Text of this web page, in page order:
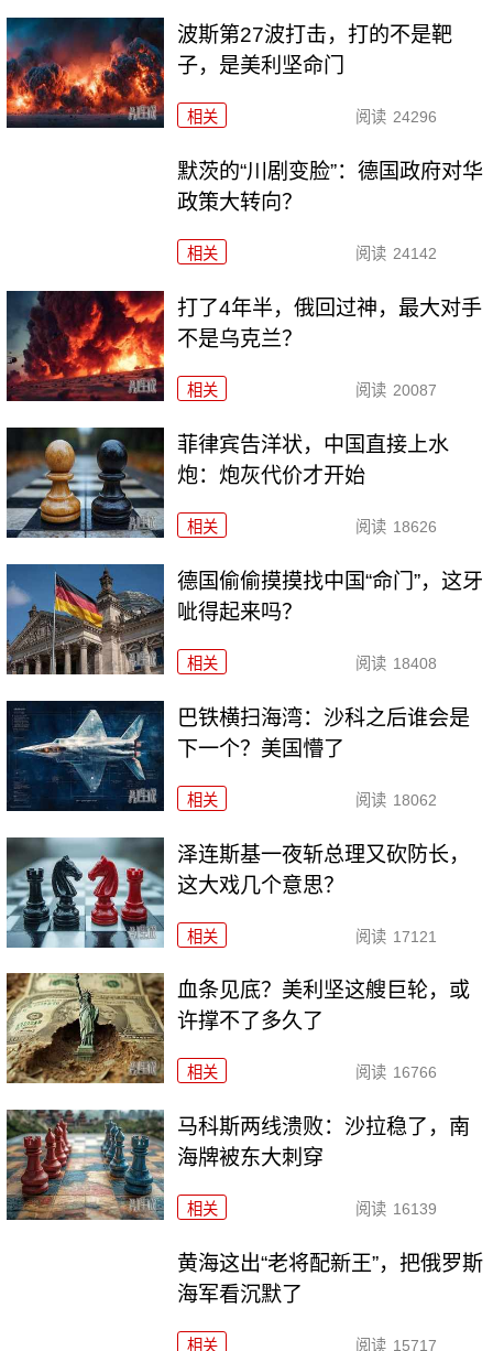
波斯第27波打击，打的不是靶
子，是美利坚命门
相关 阅读 24296
默茨的“川剧变脸”：德国政府对华
政策大转向？
相关 阅读 24142
打了4年半，俄回过神，最大对手
不是乌克兰？
相关 阅读 20087
菲律宾告洋状，中国直接上水
炮：炮灰代价才开始
相关 阅读 18626
德国偷偷摸摸找中国“命门”，这牙
呲得起来吗？
相关 阅读 18408
巴铁横扫海湾：沙科之后谁会是
下一个？美国懵了
相关 阅读 18062
泽连斯基一夜斩总理又砍防长，
这大戏几个意思？
相关 阅读 17121
血条见底？美利坚这艘巨轮，或
许撑不了多久了
相关 阅读 16766
马科斯两线溃败：沙拉稳了，南
海牌被东大刺穿
相关 阅读 16139
黄海这出“老将配新王”，把俄罗斯
海军看沉默了
相关 阅读 15717